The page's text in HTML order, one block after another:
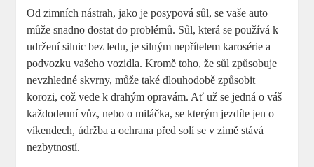
Od zimních nástrah, jako je posypová sůl, se vaše auto
může snadno dostat do problémů. Sůl, která se používá k
udržení silnic bez ledu, je silným nepřítelem karosérie a
podvozku vašeho vozidla. Kromě toho, že sůl způsobuje
nevzhledné skvrny, může také dlouhodobě způsobit
korozi, což vede k drahým opravám. Ať už se jedná o váš
každodenní vůz, nebo o miláčka, se kterým jezdíte jen o
víkendech, údržba a ochrana před solí se v zimě stává
nezbytností.